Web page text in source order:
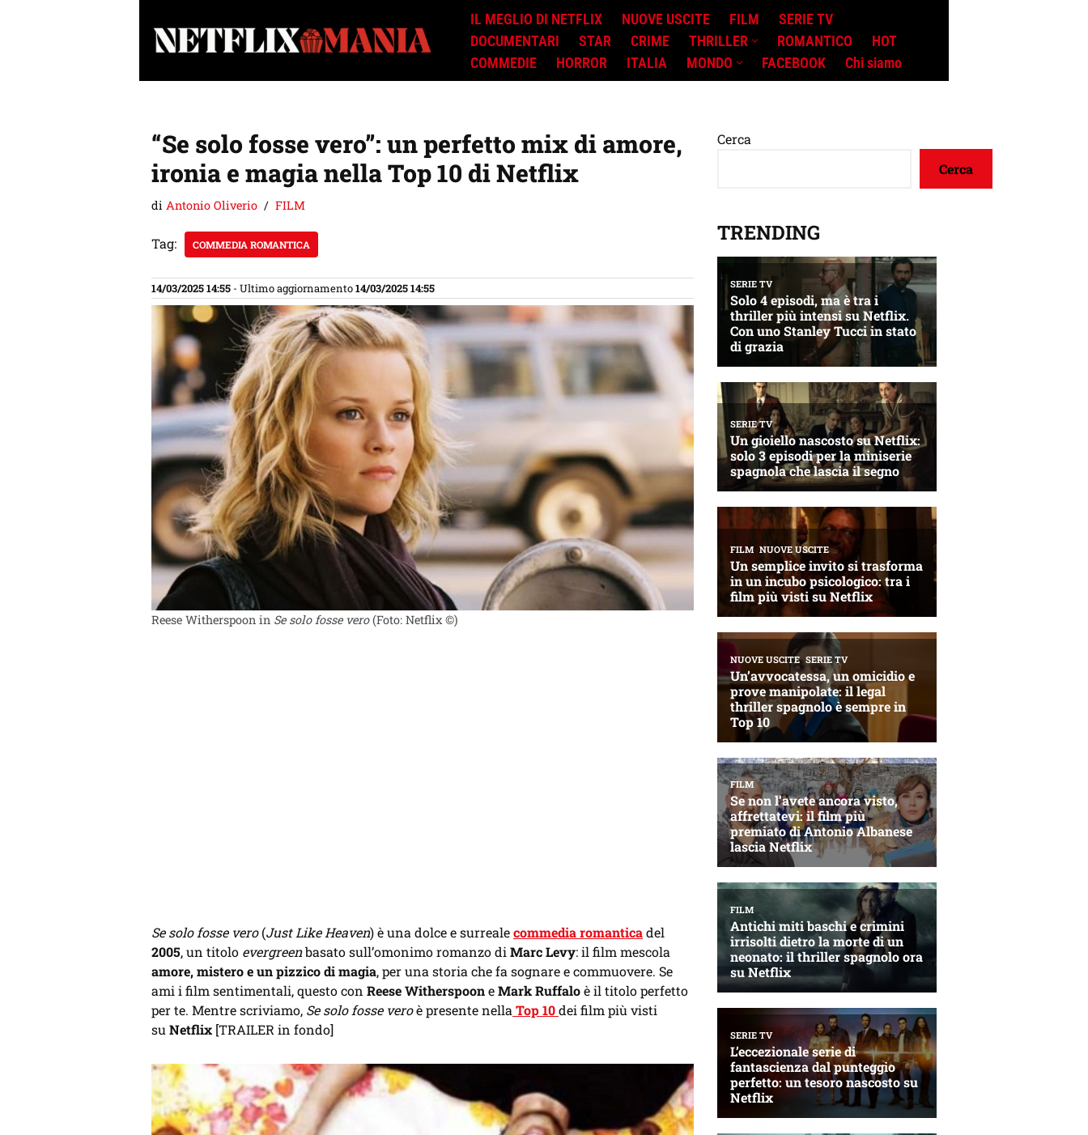
Vai
contenuto
IL MEGLIO DI NETFLIX NUOVE USCITE FILM
SERIE TV
DOCUMENTARI
STAR CRIME THRILLER ROMANTICO
HOT
COMMEDIE
HORROR ITALIA MONDO FACEBOOK Chi siamo
“Se solo fosse vero”: un perfetto mix di amore,
ironia e magia nella Top 10 di Netflix
di Antonio Oliverio FILM
Tag: COMMEDIA ROMANTICA
14/03/2025 14:55 - Ultimo aggiornamento14/03/2025 14:55
Reese Witherspoon in Se solo fosse vero(Foto: Netflix ©)
Se solo fosse vero(Just Like Heaven) è una dolce e surrealecommedia romanticadel
2005, un titolo evergreenbasato sull’omonimo romanzo di Marc Levy: il film mescola
amore, mistero e un pizzico di magia, per una storia che fa sognare e commuovere. Se
ami i film sentimentali, questo con Reese WitherspooneMark Ruffaloè il titolo perfetto
per te. Mentre scriviamo, Se solo fosse veroè presente nella Top 10dei film più visti
su Netflix [TRAILER in fondo]
Cerca
Cerca
TRENDING